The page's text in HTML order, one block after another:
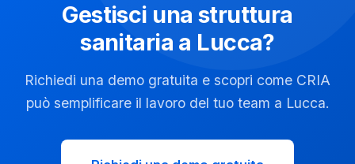
Gestisci una struttura
sanitaria a Lucca?
Richiedi una demo gratuita e scopri come CRIA
può semplificare il lavoro del tuo team a Lucca.